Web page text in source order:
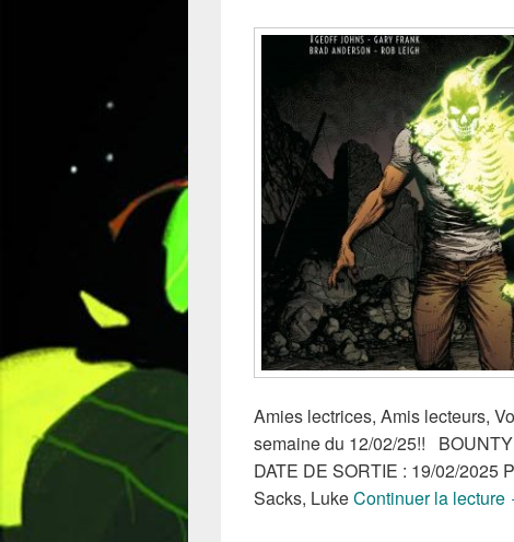
Amies lectrices, Amis lecteurs,
semaine du 12/02/25!!
DATE DE SORTIE : 19/02/2025
Sacks, LukeContinuer la lecture